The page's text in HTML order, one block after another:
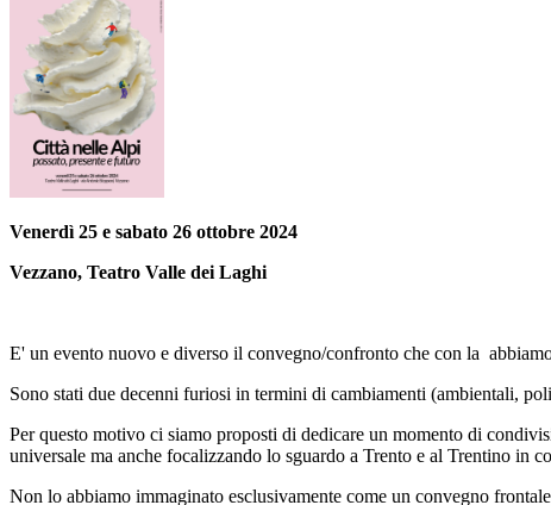
Venerdì 25 e sabato 26 ottobre 2024
Vezzano, Teatro Valle dei Laghi
E' un evento nuovo e diverso il convegno/confronto che con la
Sono stati due decenni furiosi in termini di cambiamenti (ambientali,
Per questo motivo ci siamo proposti di dedicare un momento di
universale ma anche focalizzando lo sguardo a Trento e al Trentino in
Non lo abbiamo immaginato esclusivamente come un convegno